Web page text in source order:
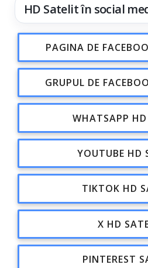
HD Satelit în social
PAGINA DE
GRUPUL DE
WHATSAPP
YOUTUBE HD
TIKTOK HD
X HD
PINTEREST